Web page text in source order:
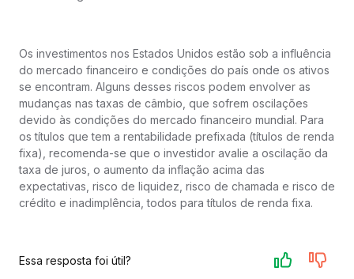
Os investimentos nos Estados Unidos estão sob a influência
do mercado financeiro e condições do país onde os ativos
se encontram. Alguns desses riscos podem envolver as
mudanças nas taxas de câmbio, que sofrem oscilações
devido às condições do mercado financeiro mundial. Para
os títulos que tem a rentabilidade prefixada (títulos de renda
fixa), recomenda-se que o investidor avalie a oscilação da
taxa de juros, o aumento da inflação acima das
expectativas, risco de liquidez, risco de chamada e risco de
crédito e inadimplência, todos para títulos de renda fixa.
Essa resposta foi útil?